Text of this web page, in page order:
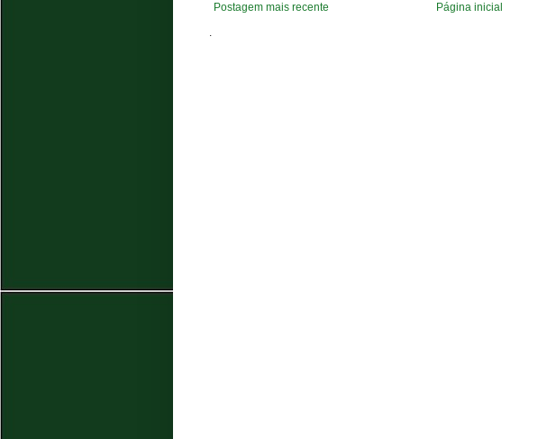
Postagem mais recente
Página inicial
.